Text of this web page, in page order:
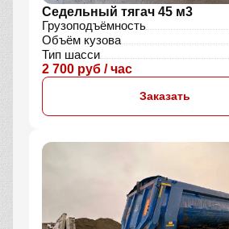
Седельный тягач 45 м3
Грузоподъёмность
Объём кузова
Тип шасси
2 700 руб / час
Заказать